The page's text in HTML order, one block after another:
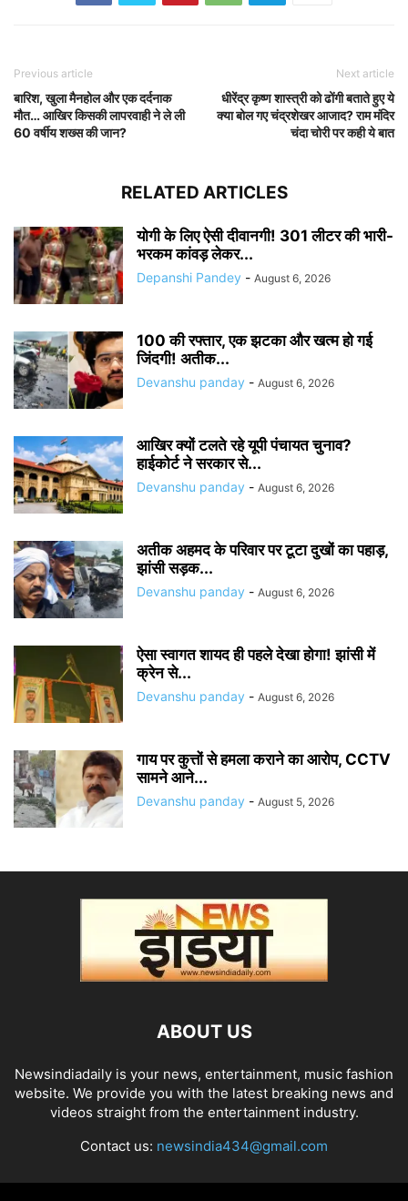
Previous article
बारिश, खुला मैनहोल और एक दर्दनाक
मौत… आखिर किसकी लापरवाही ने ले ली
60 वर्षीय शख्स की जान?
Next article
धीरेंद्र कृष्ण शास्त्री को ढोंगी बताते हुए ये
क्या बोल गए चंद्रशेखर आजाद? राम मंदिर
चंदा चोरी पर कही ये बात
RELATED ARTICLES
योगी के लिए ऐसी दीवानगी! 301 लीटर की भारी-
भरकम कांवड़ लेकर...
Depanshi Pandey - August 6, 2026
100 की रफ्तार, एक झटका और खत्म हो गई
जिंदगी! अतीक...
Devanshu panday - August 6, 2026
आखिर क्यों टलते रहे यूपी पंचायत चुनाव?
हाईकोर्ट ने सरकार से...
Devanshu panday - August 6, 2026
अतीक अहमद के परिवार पर टूटा दुखों का पहाड़,
झांसी सड़क...
Devanshu panday - August 6, 2026
ऐसा स्वागत शायद ही पहले देखा होगा! झांसी में
क्रेन से...
Devanshu panday - August 6, 2026
गाय पर कुत्तों से हमला कराने का आरोप, CCTV
सामने आने...
Devanshu panday - August 5, 2026
ABOUT US
Newsindiadaily is your news, entertainment, music fashion
website. We provide you with the latest breaking news and
videos straight from the entertainment industry.
Contact us: newsindia434@gmail.com